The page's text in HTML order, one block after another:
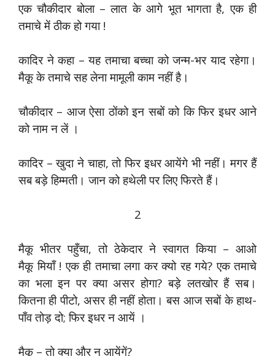
एक चौकीदार बोला – लात के आगे भूत भागता है, एक ही
तमाचे में ठीक हो गया !
कादिर ने कहा – यह तमाचा बच्चा को जन्म-भर याद रहेगा।
मैकू के तमाचे सह लेना मामूली काम नहीं है।
चौकीदार – आज ऐसा ठोंको इन सबों को कि फिर इधर आने
को नाम न लें ।
कादिर – खुदा ने चाहा, तो फिर इधर आयेंगे भी नहीं। मगर हैं
सब बड़े हिम्मती। जान को हथेली पर लिए फिरते हैं।
2
मैकू भीतर पहुँचा, तो ठेकेदार ने स्वागत किया – आओ
मैकू मियाँ ! एक ही तमाचा लगा कर क्यो रह गये? एक तमाचे
का भला इन पर क्या असर होगा? बड़े लतखोर हैं सब।
कितना ही पीटो, असर ही नहीं होता। बस आज सबों के हाथ-
पाँव तोड़ दो; फिर इधर न आयें ।
मैकू – तो क्या और न आयेंगें?